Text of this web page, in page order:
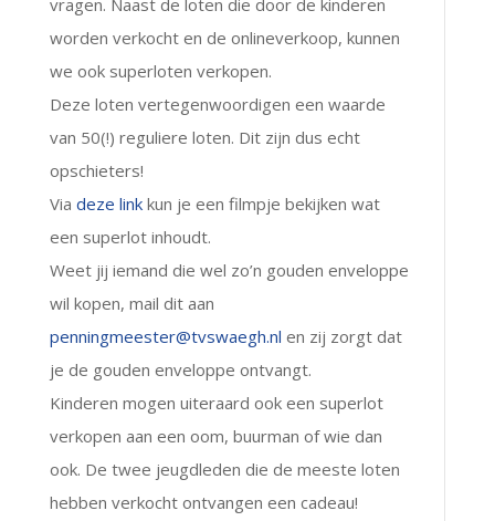
vragen. Naast de loten die door de kinderen
worden verkocht en de onlineverkoop, kunnen
we ook superloten verkopen.
Deze loten vertegenwoordigen een waarde
van 50(!) reguliere loten. Dit zijn dus echt
opschieters!
Via deze linkkun je een filmpje bekijken wat
een superlot inhoudt.
Weet jij iemand die wel zo’n gouden enveloppe
wil kopen, mail dit aan
penningmeester@tvswaegh.nl en zij zorgt dat
je de gouden enveloppe ontvangt.
Kinderen mogen uiteraard ook een superlot
verkopen aan een oom, buurman of wie dan
ook. De twee jeugdleden die de meeste loten
hebben verkocht ontvangen een cadeau!